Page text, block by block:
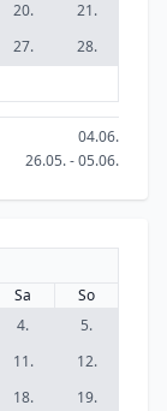
20.
21.
27.
28.
04.06.
26.05. - 05.06.
Sa
So
4.
5.
11.
12.
18.
19.